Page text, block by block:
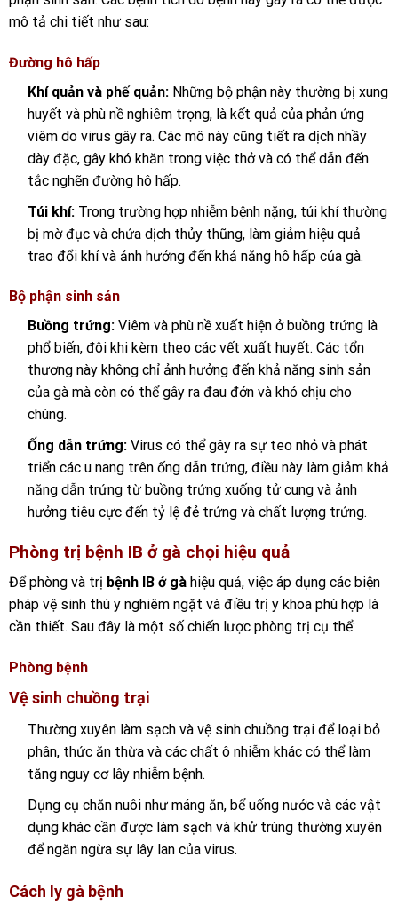
mô tả chi tiết như sau:
Đường hô hấp
Khí quản và phế quản:Những bộ phận này thường bị xung
huyết và phù nề nghiêm trọng, là kết quả của phản ứng
viêm do virus gây ra. Các mô này cũng tiết ra dịch nhầy
dày đặc, gây khó khăn trong việc thở và có thể dẫn đến
tắc nghẽn đường hô hấp.
Túi khí:Trong trường hợp nhiễm bệnh nặng, túi khí thường
bị mờ đục và chứa dịch thủy thũng, làm giảm hiệu quả
trao đổi khí và ảnh hưởng đến khả năng hô hấp của gà.
Bộ phận sinh sản
Buồng trứng:Viêm và phù nề xuất hiện ở buồng trứng là
phổ biến, đôi khi kèm theo các vết xuất huyết. Các tổn
thương này không chỉ ảnh hưởng đến khả năng sinh sản
của gà mà còn có thể gây ra đau đớn và khó chịu cho
chúng.
Ống dẫn trứng:Virus có thể gây ra sự teo nhỏ và phát
triển các u nang trên ống dẫn trứng, điều này làm giảm khả
năng dẫn trứng từ buồng trứng xuống tử cung và ảnh
hưởng tiêu cực đến tỷ lệ đẻ trứng và chất lượng trứng.
Phòng trị bệnh IB ở gà chọi hiệu quả
Để phòng và trị bệnh IB ở gà hiệu quả, việc áp dụng các biện
pháp vệ sinh thú y nghiêm ngặt và điều trị y khoa phù hợp là
cần thiết. Sau đây là một số chiến lược phòng trị cụ thể:
Phòng bệnh
Vệ sinh chuồng trại
Thường xuyên làm sạch và vệ sinh chuồng trại để loại bỏ
phân, thức ăn thừa và các chất ô nhiễm khác có thể làm
tăng nguy cơ lây nhiễm bệnh.
Dụng cụ chăn nuôi như máng ăn, bể uống nước và các vật
dụng khác cần được làm sạch và khử trùng thường xuyên
để ngăn ngừa sự lây lan của virus.
Cách ly gà bệnh